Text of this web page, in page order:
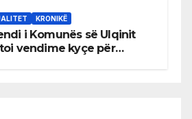
KRONIKË
i Komunës së Ulqinit
vendime kyçe për